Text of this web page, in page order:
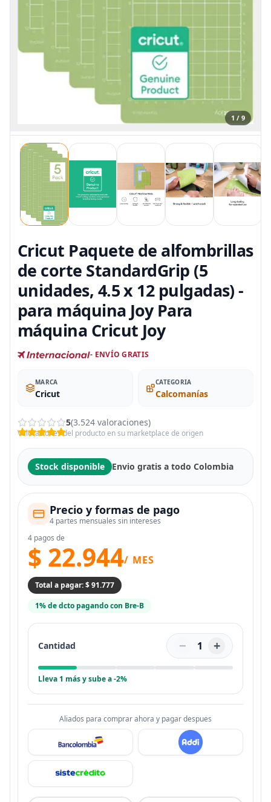
1 / 9
Cricut Paquete de alfombrillas
de corte StandardGrip (5
unidades, 4.5 x 12 pulgadas) -
para máquina Joy Para
máquina Cricut Joy
- ENVÍO GRATIS
MARCA
Cricut
CATEGORIA
Calcomanías
5(3.524 valoraciones)
Valoraciones del producto en su marketplace de origen
Stock disponible Envio gratis a todo Colombia
Precio y formas de pago
4 partes mensuales sin intereses
4 pagos de
$ 22.944/ MES
Total a pagar: $ 91.777
1% de dcto pagando con Bre-B
Cantidad − 1 +
Lleva 1 más y sube a -2%
Aliados para comprar ahora y pagar despues